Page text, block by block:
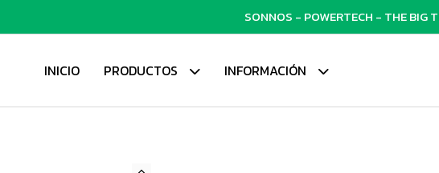
SONNOS - POWERTECH - THE BIG
INICIO PRODUCTOS INFORMACIÓN